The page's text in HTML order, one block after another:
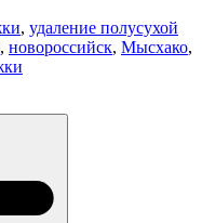
, удаление полусухой
, новороссийск, Мысхако,